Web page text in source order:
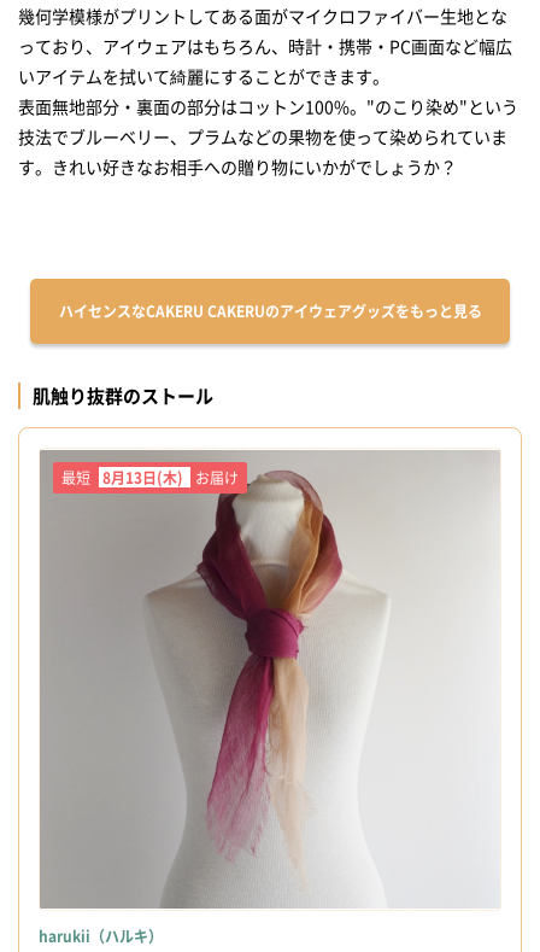
幾何学模様がプリントしてある面がマイクロファイバー生地とな
っており、アイウェアはもちろん、時計・携帯・PC画面など幅広
いアイテムを拭いて綺麗にすることができます。
表面無地部分・裏面の部分はコットン100%。"のこり染め"という
技法でブルーベリー、プラムなどの果物を使って染められていま
す。きれい好きなお相手への贈り物にいかがでしょうか？
ハイセンスなCAKERU CAKERUのアイウェアグッズをもっと見る
肌触り抜群のストール
最短 8月13日(木) お届け
harukii（ハルキ）